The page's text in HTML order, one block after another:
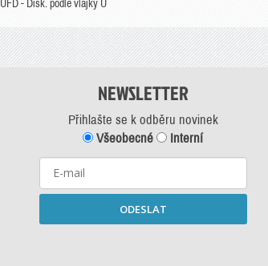
UFD - Disk. podle vlajky U
NEWSLETTER
Přihlašte se k odběru novinek
Všeobecné
Interní
ODESLAT